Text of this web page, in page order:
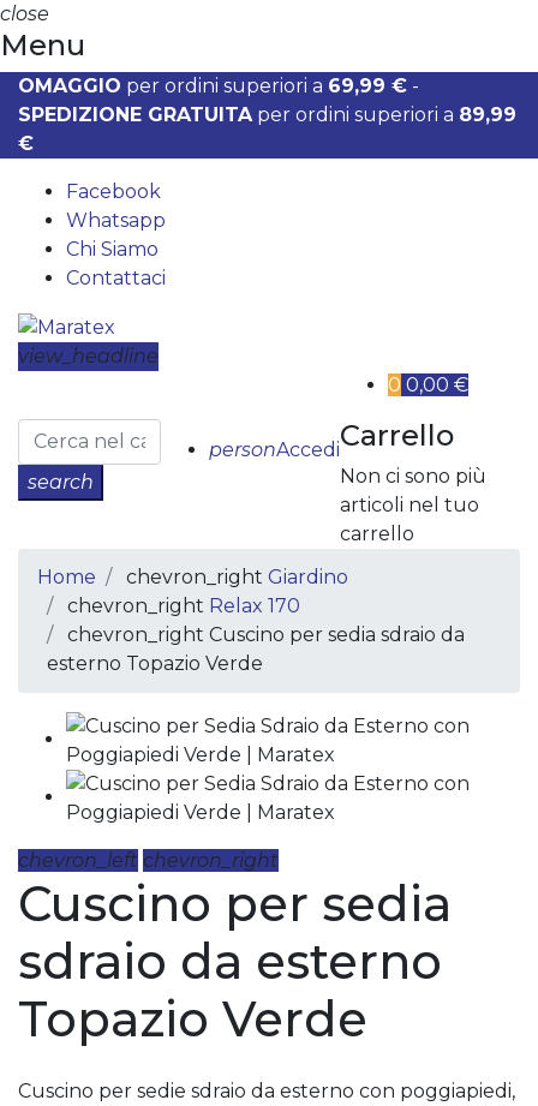
close
Menu
OMAGGIO per ordini superiori a 69,99 € -
SPEDIZIONE GRATUITAper ordini superiori a 89,99
€
Facebook
Whatsapp
Chi Siamo
Contattaci
view_headline
search
personAccedi
0 0,00 €
Carrello
Non ci sono più
articoli nel tuo
carrello
Home
chevron_right Giardino
chevron_right Relax 170
chevron_right Cuscino per sedia sdraio da
esterno Topazio Verde
chevron_left chevron_right
Cuscino per sedia
sdraio da esterno
Topazio Verde
Cuscino per sedie sdraio da esterno con poggiapiedi,